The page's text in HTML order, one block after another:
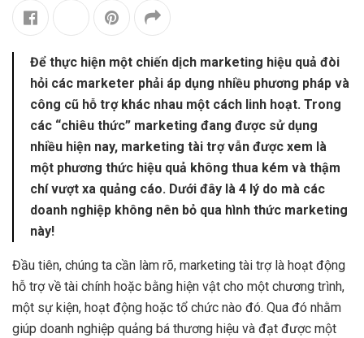
Để thực hiện một chiến dịch marketing hiệu quả đòi
hỏi các marketer phải áp dụng nhiều phương pháp và
công cũ hỗ trợ khác nhau một cách linh hoạt. Trong
các “chiêu thức” marketing đang được sử dụng
nhiều hiện nay, marketing tài trợ vẫn được xem là
một phương thức hiệu quả không thua kém và thậm
chí vượt xa quảng cáo. Dưới đây là 4 lý do mà các
doanh nghiệp không nên bỏ qua hình thức marketing
này!
Đầu tiên, chúng ta cần làm rõ, marketing tài trợ là hoạt động
hỗ trợ về tài chính hoặc bằng hiện vật cho một chương trình,
một sự kiện, hoạt động hoặc tổ chức nào đó. Qua đó nhằm
giúp doanh nghiệp quảng bá thương hiệu và đạt được một